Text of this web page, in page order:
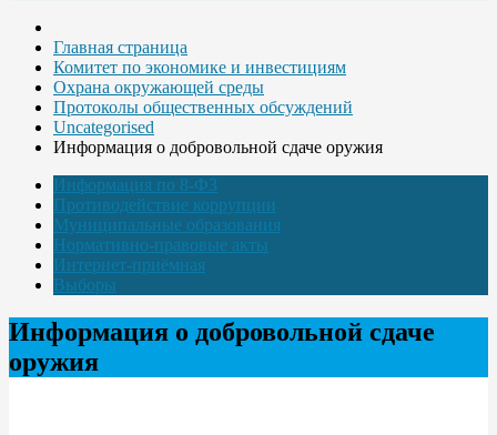
Главная страница
Комитет по экономике и инвестициям
Охрана окружающей среды
Протоколы общественных обсуждений
Uncategorised
Информация о добровольной сдаче оружия
Информация по 8-ФЗ
Противодействие коррупции
Муниципальные образования
Нормативно-правовые акты
Интернет-приёмная
Выборы
Информация о добровольной сдаче
оружия